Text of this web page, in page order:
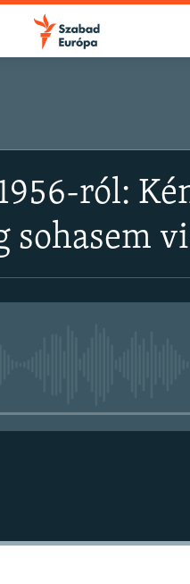
ról:
sohasem